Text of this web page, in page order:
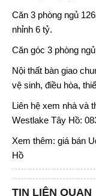
Căn 3 phòng ngủ
nhỉnh 6 tỷ.
Căn góc 3 phòng
Nội thất bàn giao
vệ sinh, điều hòa,
Liên hệ xem nhà và
Westlake Tây Hồ:
Xem thêm: giá bán
Hồ
TIN LIÊN QUAN